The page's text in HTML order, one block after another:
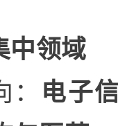
中领域
电子